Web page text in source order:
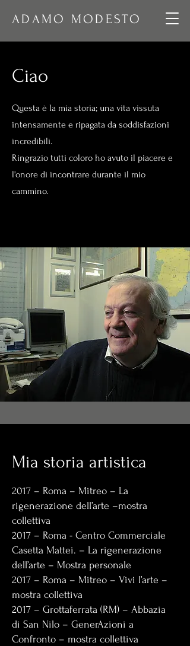
ADAMO MODESTO
Ciao
Questa è la mia storia; una vita vissuta
intensamente e ripagata da soddisfazioni
incredibili.
Ringrazio tutti coloro ho avuto il piacere e
l'onore di incontrare durante il mio
cammino.
Mia storia artistica
2017 – Roma – Mitreo – La
rigenerazione dell’arte –mostra
collettiva
2017 – Roma - Centro Commerciale
Casetta Mattei. – La rigenerazione
dell’arte – Mostra personale
2017 – Roma – Mitreo – Vivi l’arte –
mostra collettiva
2017 – Grottaferrata (RM) – Abbazia
di San Nilo – GenerAzioni a
Confronto – mostra collettiva